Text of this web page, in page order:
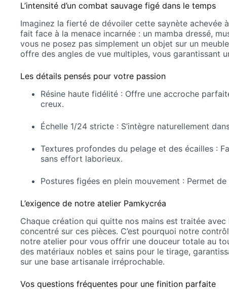
L’intensité d’un combat sauvage figé dans le temps
Imaginez la fierté de dévoiler cette saynète achevée
fait face à la menace incarnée : un mamba dressé,
vous ne posez pas simplement un objet sur un
offre des angles de vue multiples, vous garantissant
Les détails pensés pour votre passion
Résine haute fidélité : Offre une accroche
creux.
Échelle 1/24 stricte : S’intègre naturellement
Textures profondes du pelage et des écailles :
sans effort laborieux.
Postures figées en plein mouvement : Permet
L’exigence de notre atelier Pamkycréa
Chaque création qui quitte nos mains est traitée
concentré sur ces pièces. C’est pourquoi notre
notre atelier pour vous offrir une douceur totale au
des matériaux nobles et sains pour le tirage,
sur une base artisanale irréprochable.
Vos questions fréquentes pour une finition parfaite